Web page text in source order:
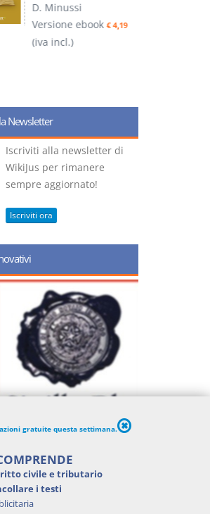
D. Minussi
Versione ebook€ 4,19
(iva incl.)
Newsletter
Iscriviti alla newsletter di
WikiJus per rimanere
sempre aggiornato!
Iscriviti ora
gratuite questa settimana.
civile e tributario
i testi